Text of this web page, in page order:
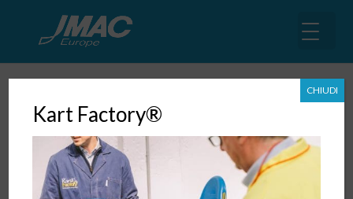
Kart Factory®
CHIUDI